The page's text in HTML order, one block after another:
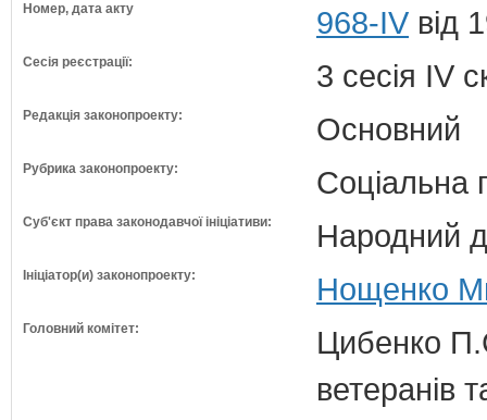
Номер, дата акту 968-IV від
Сесія реєстрації: 3 сесія IV
Редакція законопроекту: Основний
Рубрика законопроекту: Соціальна
Суб'єкт права законодавчої ініціативи: Народний
Ініціатор(и) законопроекту: Нощенко
Головний комітет:
Цибенко
ветеранів